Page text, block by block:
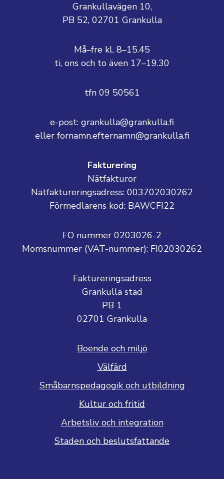
Grankullavägen 10,
PB 52, 02701 Grankulla
Må–fre kl. 8–15.45
ti, ons och to även 17–19.30
tfn 09 50561
e-post: grankulla@grankulla.fi
eller fornamn.efternamn@grankulla.fi
Fakturering
Nätfakturor
Nätfaktureringsadress: 003702030262
Förmedlarens kod: BAWCFI22
FO nummer 0203026-2
Momsnummer (VAT-nummer): FI02030262
Faktureringsadress
Grankulla stad
PB 1
02701 Grankulla
Boende och miljö
Välfärd
Småbarnspedagogik och utbildning
Kultur och fritid
Arbetsliv och integration
Staden och beslutsfattande